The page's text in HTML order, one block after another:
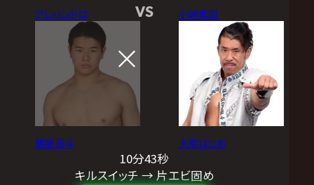
アレハンドロ
鶴屋浩斗
VS 小峠篤司
大原はじめ
10分43秒
キルスイッチ → 片エビ固め